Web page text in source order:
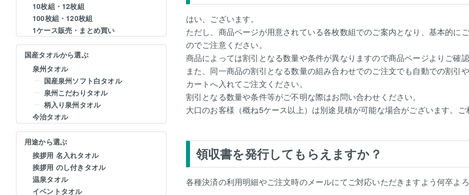
10枚組・12枚組
100枚組・120枚組
1ケース販売・まとめ買い
国産タオルから選ぶ
泉州タオル
国産泉州ソフト白タオル
泉州こだわりタオル
柄入り泉州タオル
今治タオル
用途から選ぶ
挨拶用 名入れタオル
挨拶用 のし付きタオル
温泉タオル
イベントタオル
はい、ございます。
ただし、商品ページが用意されている各枚数組でのご案内となり、基本的に
のでご注意ください。
商品によっては割引となる数量や条件が異なりますので商品ページよりご確認
また、同一商品の割引となる数量の組み合わせでのご注文でも自動での割引
カートへ入れてご注文ください。
割引となる数量や条件等がご不明な際はお問い合わせください。
大口のお客様（概ね5ケース以上）は別途見積が可能な場合がございます。ご
領収書を発行してもらえますか？
各種決済の利用明細やご注文時のメールにてご対応いただきますよう何卒よ